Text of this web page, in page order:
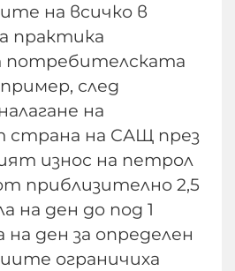
на всичко в
практика
потребителската
след
на
страна на САЩ през
износ на петрол
приблизително 2,5
на ден до под 1
на ден за определен
ограничиха